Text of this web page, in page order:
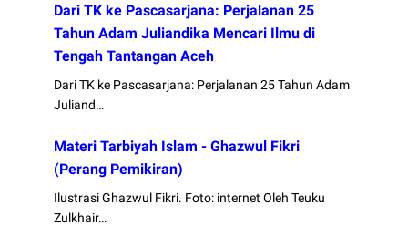
Dari TK ke Pascasarjana: Perjalanan 25
Tahun Adam Juliandika Mencari Ilmu di
Tengah Tantangan Aceh
Dari TK ke Pascasarjana: Perjalanan 25 Tahun Adam
Juliand…
Materi Tarbiyah Islam - Ghazwul Fikri
(Perang Pemikiran)
Ilustrasi Ghazwul Fikri. Foto: internet Oleh Teuku
Zulkhair…